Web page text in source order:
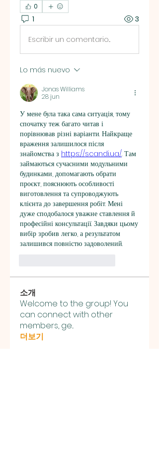
0
1 3
Escribir un comentario...
Lo más nuevo
Jonas Williams
28 jun
У мене була така сама ситуація, тому
спочатку теж багато читав і
порівнював різні варіанти. Найкраще
враження залишилося після
знайомства з https://scandi.ua/. Там
займаються сучасними модульними
будинками, допомагають обрати
проєкт, пояснюють особливості
виготовлення та супроводжують
клієнта до завершення робіт. Мені
дуже сподобалося уважне ставлення й
професійні консультації. Завдяки цьому
вибір зробив легко, а результатом
залишився повністю задоволений.
소개
Welcome to the group! You
can connect with other
members, ge...
더보기